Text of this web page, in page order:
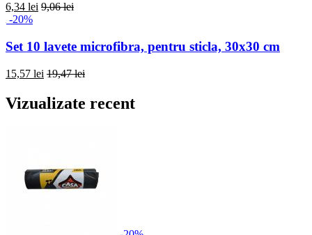
6,34 lei 9,06 lei
-20%
Set 10 lavete microfibra, pentru sticla, 30x30 cm
15,57 lei 19,47 lei
Vizualizate recent